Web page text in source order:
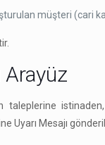
müşteri (cari
Arayüz
taleplerine
Uyarı Mesajı